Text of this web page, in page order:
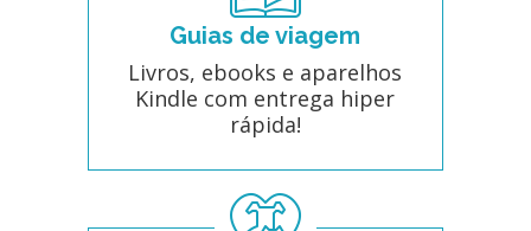
Guias de viagem
Livros, ebooks e aparelhos
Kindle com entrega hiper
rápida!